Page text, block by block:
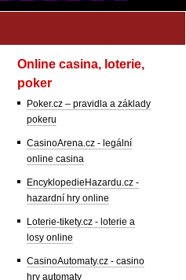
Online casina, loterie,
poker
Poker.cz – pravidla a základy
pokeru
CasinoArena.cz - legální
online casina
EncyklopedieHazardu.cz -
hazardní hry online
Loterie-tikety.cz - loterie a
losy online
CasinoAutomaty.cz - casino
hry automaty